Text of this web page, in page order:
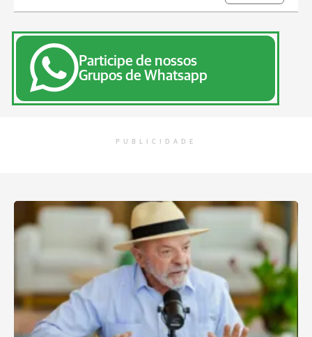
Participe de nossos
Grupos de Whatsapp
PUBLICIDADE